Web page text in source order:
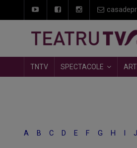
TNTV SPECTACOLE
A B C D E F G H J